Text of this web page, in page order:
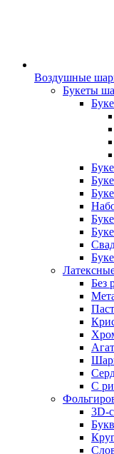
Воздушные
Букеты
Без
С
3D-